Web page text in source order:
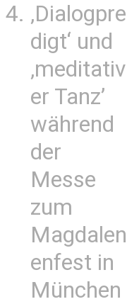
‚Dialogpre
digt‘ und
‚meditativ
er Tanz’
während
der
Messe
zum
Magdalen
enfest in
München